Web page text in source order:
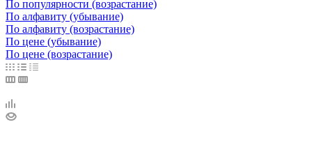
По популярности (возрастание)
По алфавиту (убывание)
По алфавиту (возрастание)
По цене (убывание)
По цене (возрастание)